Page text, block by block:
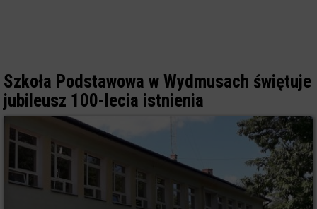
Szkoła Podstawowa w Wydmusach świętuje
jubileusz 100-lecia istnienia